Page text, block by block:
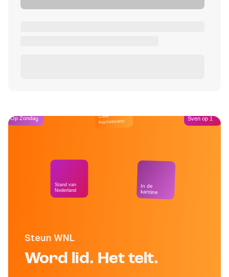
Steun WNL
Word lid. Het telt.
Op Zondag
Stand van
Nederland
Café
Kockelmann
In de
kantine
Sven op 1